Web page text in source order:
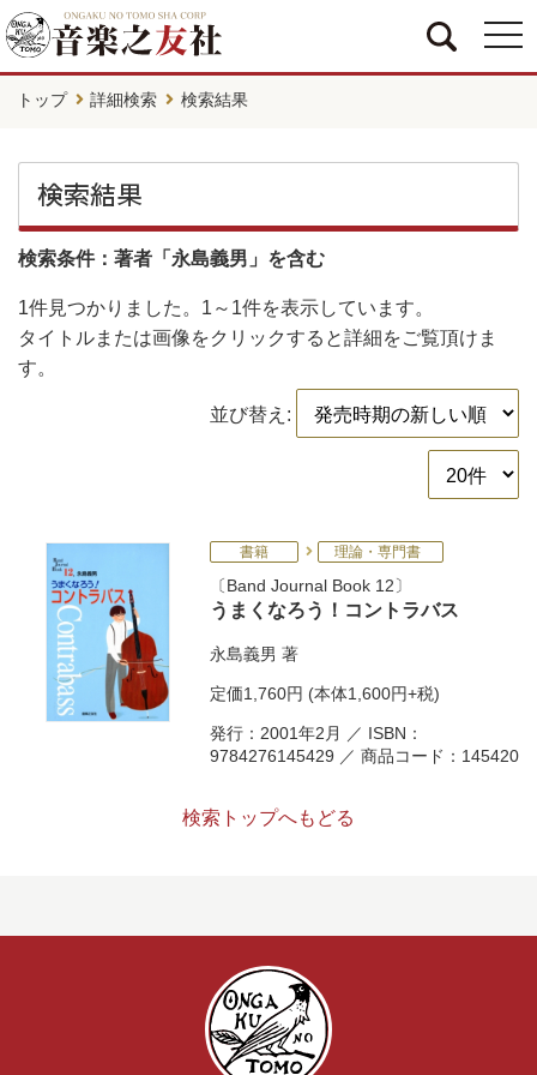
トップ 詳細検索 検索結果
検索結果
検索条件：著者「永島義男」を含む
1件見つかりました。 1～1件を表示しています。
タイトルまたは画像をクリックすると詳細をご覧頂けま
す。
並び替え:
書籍 理論・専門書
Band Journal Book 12
うまくなろう！コントラバス
永島義男 著
定価1,760円 (本体1,600円+税)
発行：2001年2月 ／ ISBN：
9784276145429 ／ 商品コード：145420
検索トップへもどる